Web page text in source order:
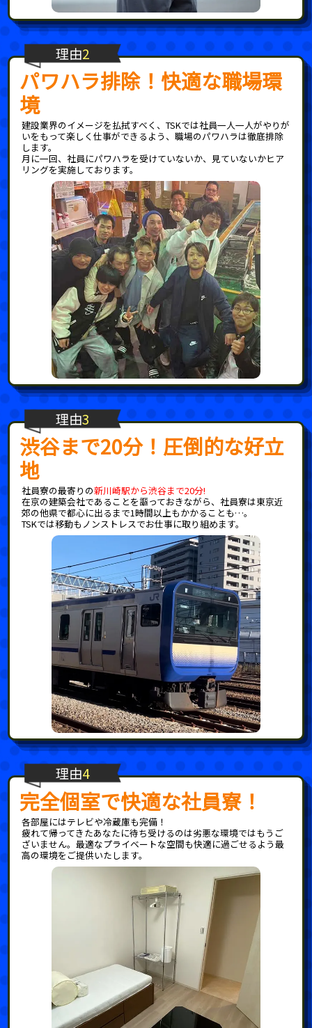
理由2
パワハラ排除！快適な職場環
境
建設業界のイメージを払拭すべく、TSKでは社員一人一人がやりが
いをもって楽しく仕事ができるよう、職場のパワハラは徹底排除
します。
月に一回、社員にパワハラを受けていないか、見ていないかヒア
リングを実施しております。
理由3
渋谷まで20分！圧倒的な好立
地
社員寮の最寄りの新川崎駅から渋谷まで20分!
在京の建築会社であることを謳っておきながら、社員寮は東京近
郊の他県で都心に出るまで1時間以上もかかることも…。
TSKでは移動もノンストレスでお仕事に取り組めます。
理由4
完全個室で快適な社員寮！
各部屋にはテレビや冷蔵庫も完備！
疲れて帰ってきたあなたに待ち受けるのは劣悪な環境ではもうご
ざいません。最適なプライベートな空間も快適に過ごせるよう最
高の環境をご提供いたします。